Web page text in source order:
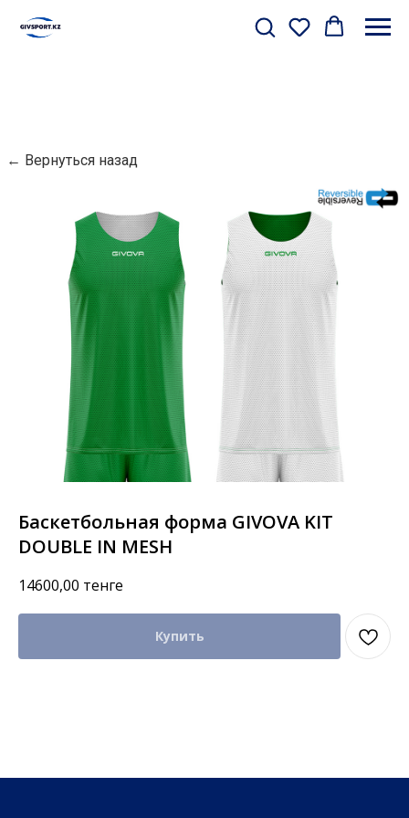
← Вернуться назад
Баскетбольная форма GIVOVA KIT
DOUBLE IN MESH
14600,00 тенге
Купить